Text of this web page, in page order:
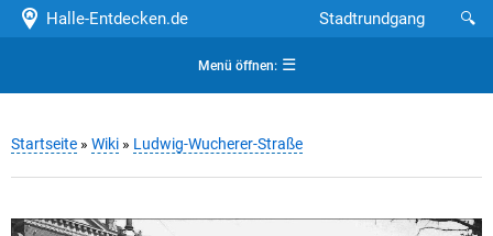
Halle-Entdecken.de 🔍
Stadtrundgang
Menü öffnen:☰
Startseite » Wiki » Ludwig-Wucherer-Straße